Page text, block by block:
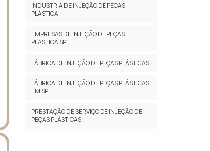
INDUSTRIA DE INJEÇÃO DE PEÇAS
PLÁSTICA
EMPRESAS DE INJEÇÃO DE PEÇAS
PLÁSTICA SP
FÁBRICA DE INJEÇÃO DE PEÇAS PLÁSTICAS
FÁBRICA DE INJEÇÃO DE PEÇAS PLÁSTICAS
EM SP
PRESTAÇÃO DE SERVIÇO DE INJEÇÃO DE
PEÇAS PLÁSTICAS